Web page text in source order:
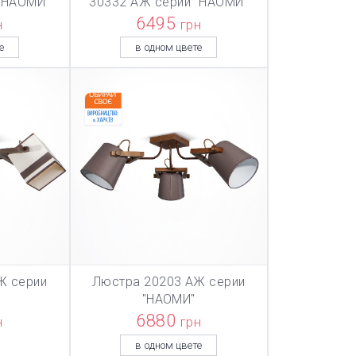
ТОВАР ДОБАВЛЕН В КОРЗИНУ
6495 грн
в одном цвете
ТОВАР ДОБАВЛЕН В КОРЗИНУ
серии
В КОРЗИНУ
Люстра 20203 АЖ серии
"НАОМИ"
6880 грн
в одном цвете